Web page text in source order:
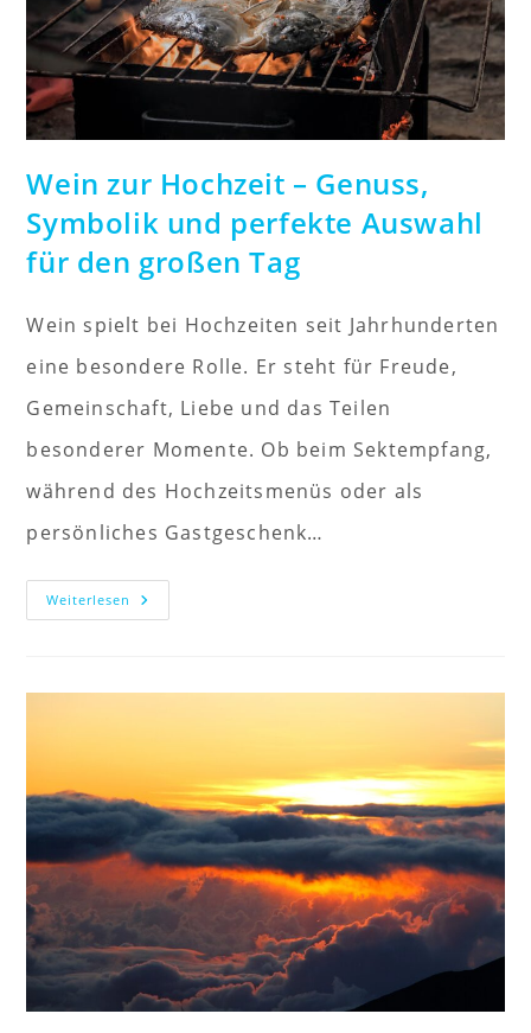
Wein zur Hochzeit – Genuss,
Symbolik und perfekte Auswahl
für den großen Tag
Wein spielt bei Hochzeiten seit Jahrhunderten
eine besondere Rolle. Er steht für Freude,
Gemeinschaft, Liebe und das Teilen
besonderer Momente. Ob beim Sektempfang,
während des Hochzeitsmenüs oder als
persönliches Gastgeschenk…
Weiterlesen Wein
Zur
Und
Großen
Tag